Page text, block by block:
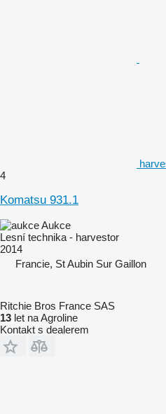
4
Komatsu 931.1
Aukce
Lesní technika - harvestor
2014
Francie, St Aubin Sur Gaillon
Ritchie Bros France SAS
13 let na Agroline
Kontakt s dealerem